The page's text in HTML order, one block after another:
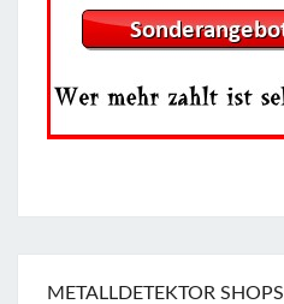
METALLDETEKTOR SHOPS